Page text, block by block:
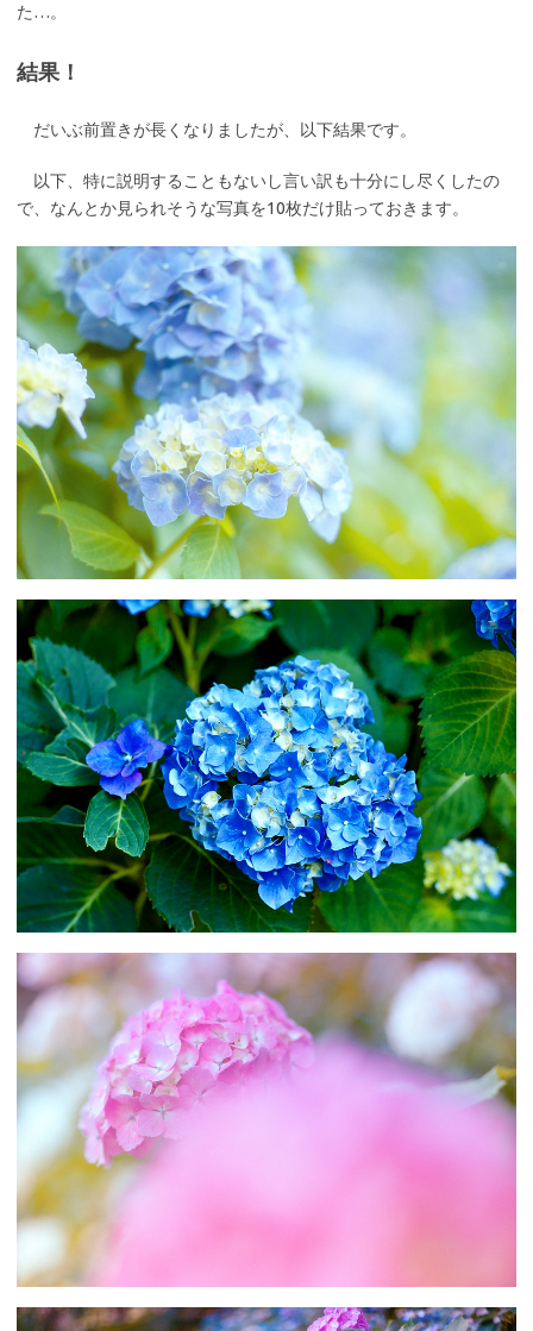
た…。
結果！
だいぶ前置きが長くなりましたが、以下結果です。
以下、特に説明することもないし言い訳も十分にし尽くしたの
で、なんとか見られそうな写真を10枚だけ貼っておきます。